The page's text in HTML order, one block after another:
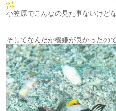
小笠原でこんなの見た事ないけど
そしてなんだか機嫌が良かったの